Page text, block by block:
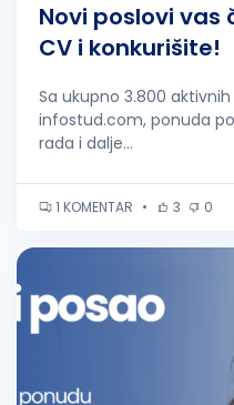
Novi poslovi vas
CV i konkurišite!
Sa ukupno 3.800
infostud.com, ponuda
rada i dalje...
1 KOMENTAR • 3 0